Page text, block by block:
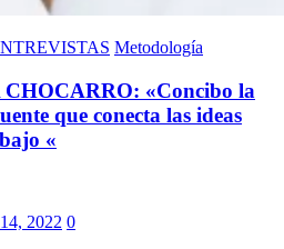
Metodología
«Concibo la
que conecta las ideas
«
2022 0